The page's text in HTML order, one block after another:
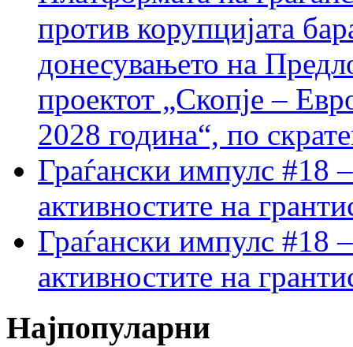
против корупцијата
донесувањето на
проектот „Скопје –
2028 година“, по
Граѓански импулс #18
активностите на
Граѓански импулс #18
активностите на
Најпопуларни